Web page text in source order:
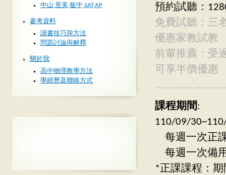
預約試聽：
免費試聽：三
優惠家教試教
前輩推薦：受
可享半價優惠
課程期間:
110/09/
每週一次正
每週一次備
*正課課程：
中山,景美,板中,SAT,AP
參考資料
讀書技巧與方法
問題討論與解釋
關於我
高中物理教學方法
學經歷及聯絡方式